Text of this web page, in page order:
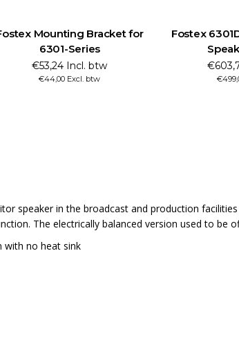
Mounting Bracket for
6301-Series
€53,24 Incl. btw
€44,00 Excl. btw
Fostex
speaker in the broadcast and production
The electrically balanced version used to be
with no heat sink